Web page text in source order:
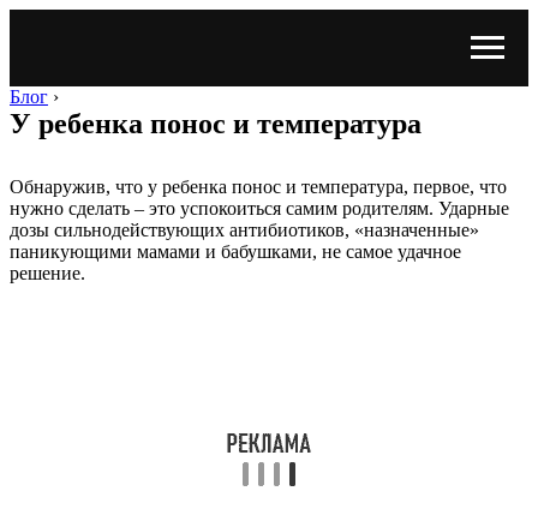
Блог ›
У ребенка понос и температура
Обнаружив, что у ребенка понос и температура, первое, что
нужно сделать – это успокоиться самим родителям. Ударные
дозы сильнодействующих антибиотиков, «назначенные»
паникующими мамами и бабушками, не самое удачное
решение.